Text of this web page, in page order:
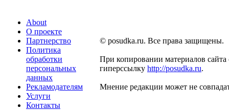
About
О проекте
Партнерство
Политика
обработки
персональных
данных
Рекламодателям
Услуги
Контакты
© posudka.ru. Все права защищены.
При копировании материалов сайта
гиперссылку http://posudka.ru.
Мнение редакции может не